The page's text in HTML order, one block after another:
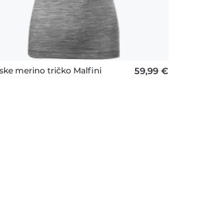
merino tričko Malfini 59,99 €